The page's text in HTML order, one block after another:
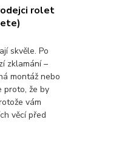
rolet
skvěle. Po
zklamání –
montáž nebo
proto, že by
vám
věcí před